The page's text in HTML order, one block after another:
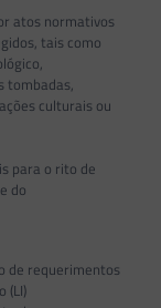
atos normativos
tais como
tombadas,
culturais ou
para o rito de
do
requerimentos
(LI)